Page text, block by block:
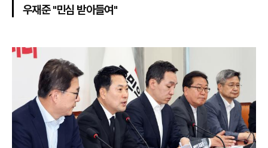
우재준 "민심 받아들여"